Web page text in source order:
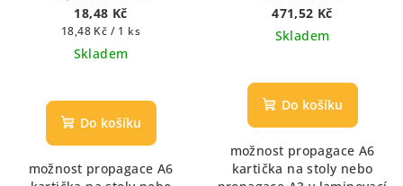
18,48 Kč
Měrná
cena:
18,48 Kč / 1 ks
Skladem
Do košíku
možnost propagace A6
471,52 Kč
Skladem
Do košíku
možnost propagace A6
kartička na stoly nebo